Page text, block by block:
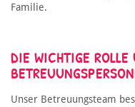
Familie.
DIE WICHTIGE ROLLE
Unser Betreuungsteam